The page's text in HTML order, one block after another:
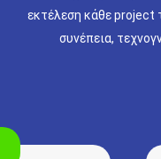
εκτέλεση κάθε project
συνέπεια,